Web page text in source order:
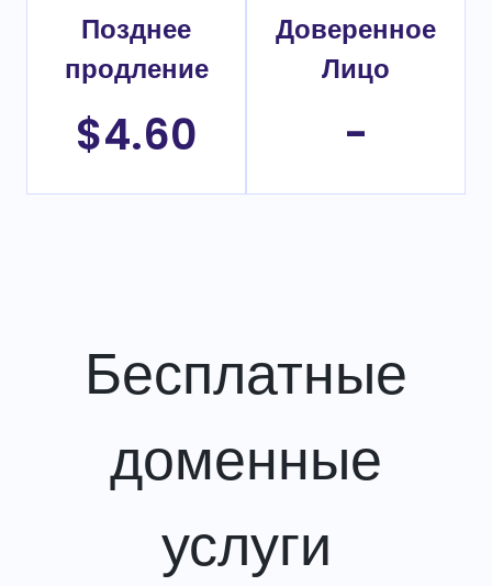
Позднее
продление
$4.60
Доверенное
Лицо
-
Бесплатные
доменные
услуги